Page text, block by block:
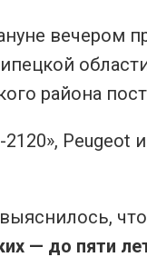
вечером
района
Peugeot
— до пяти